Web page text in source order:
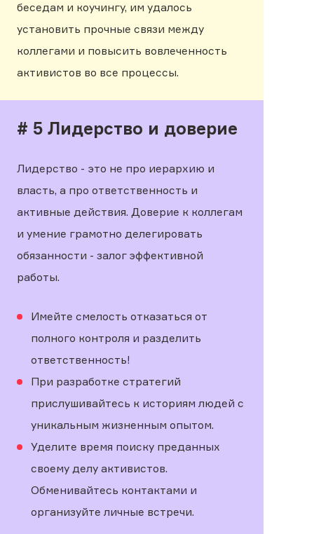
беседам и коучингу, им удалось
установить прочные связи между
коллегами и повысить вовлеченность
активистов во все процессы.
# 5 Лидерство и доверие
Лидерство - это не про иерархию и
власть, а про ответственность и
активные действия. Доверие к коллегам
и умение грамотно делегировать
обязанности - залог эффективной
работы.
Имейте смелость отказаться от
полного контроля и разделить
ответственность!
При разработке стратегий
прислушивайтесь к историям людей с
уникальным жизненным опытом.
Уделите время поиску преданных
своему делу активистов.
Обменивайтесь контактами и
организуйте личные встречи.